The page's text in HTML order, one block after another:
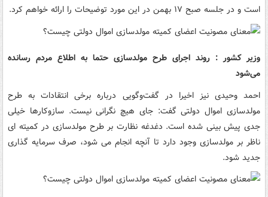
است و در جلسه صبح ۱۷ بهمن در این مورد توضیحات را ارائه خواهم کرد.
وزیر کشور : روند اجرای طرح مولدسازی حتما به اطلاع مردم رسانده
می‌شود
احمد وحیدی نیز اخیرا در گفت‌وگویی درباره برخی انتقادات به طرح
مولدسازی اموال دولتی گفت: جای هیچ نگرانی نیست. سازوکارها خیلی
جدی پیش بینی شده است. دغدغه نظارت بر طرح مولدسازی در کمیته ای
ناظر بر مولدسازی وجود دارد تا آنچه انجام می شود، صرف سرمایه گذاری
جدید شود.